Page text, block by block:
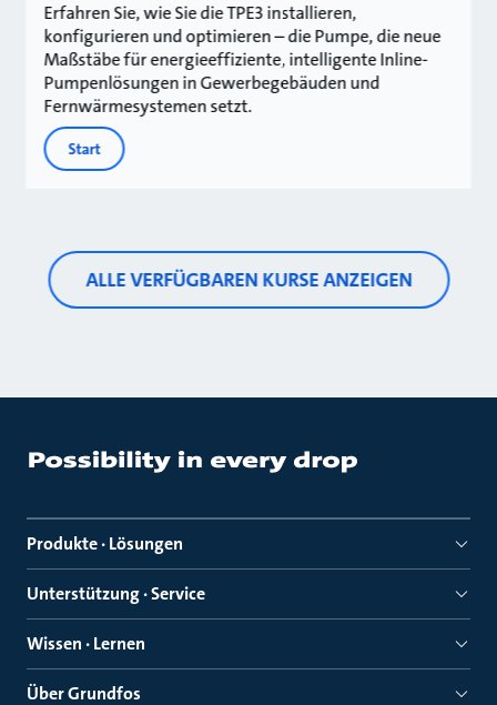
Erfahren Sie, wie Sie die TPE3 installieren,
konfigurieren und optimieren – die Pumpe, die neue
Maßstäbe für energieeffiziente, intelligente Inline-
Pumpenlösungen in Gewerbegebäuden und
Fernwärmesystemen setzt.
Start
ALLE VERFÜGBAREN KURSE ANZEIGEN
Produkte · Lösungen
Unterstützung · Service
Wissen · Lernen
Über Grundfos